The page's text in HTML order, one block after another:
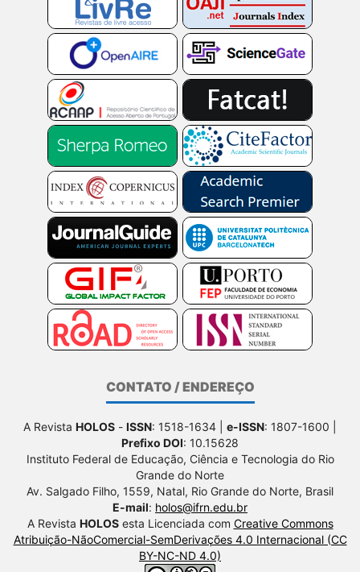
CONTATO / ENDEREÇO
A Revista HOLOS - ISSN: 1518-1634 | e-ISSN: 1807-1600 |
Prefixo DOI: 10.15628
Instituto Federal de Educação, Ciência e Tecnologia do Rio
Grande do Norte
Av. Salgado Filho, 1559, Natal, Rio Grande do Norte, Brasil
E-mail: holos@ifrn.edu.br
A Revista HOLOSesta Licenciada com Creative Commons
Atribuição-NãoComercial-SemDerivações 4.0 Internacional (CC
BY-NC-ND 4.0)